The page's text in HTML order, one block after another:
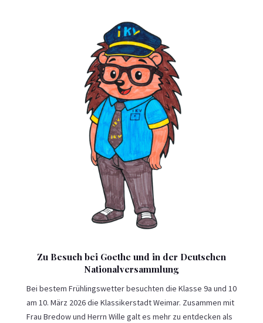
Zu Besuch bei Goethe und in der Deutschen
Nationalversammlung
Bei bestem Frühlingswetter besuchten die Klasse 9a und 10
am 10. März 2026 die Klassikerstadt Weimar. Zusammen mit
Frau Bredow und Herrn Wille galt es mehr zu entdecken als